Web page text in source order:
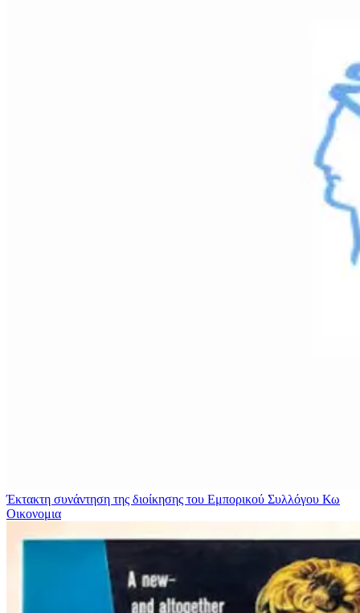
Έκτακτη συνάντηση της διοίκησης του Εμπορικού Συλλόγου Κω
Οικονομια